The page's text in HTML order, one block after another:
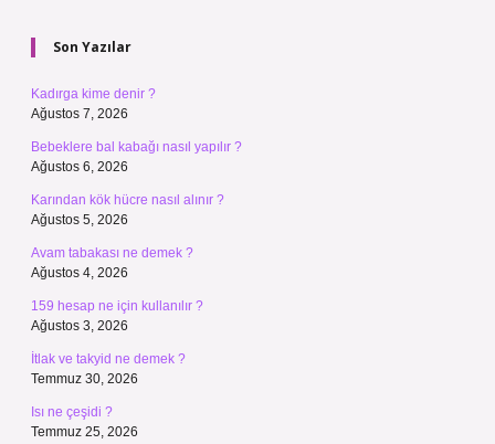
Son Yazılar
Kadırga kime denir ?
Ağustos 7, 2026
Bebeklere bal kabağı nasıl yapılır ?
Ağustos 6, 2026
Karından kök hücre nasıl alınır ?
Ağustos 5, 2026
Avam tabakası ne demek ?
Ağustos 4, 2026
159 hesap ne için kullanılır ?
Ağustos 3, 2026
İtlak ve takyid ne demek ?
Temmuz 30, 2026
Isı ne çeşidi ?
Temmuz 25, 2026